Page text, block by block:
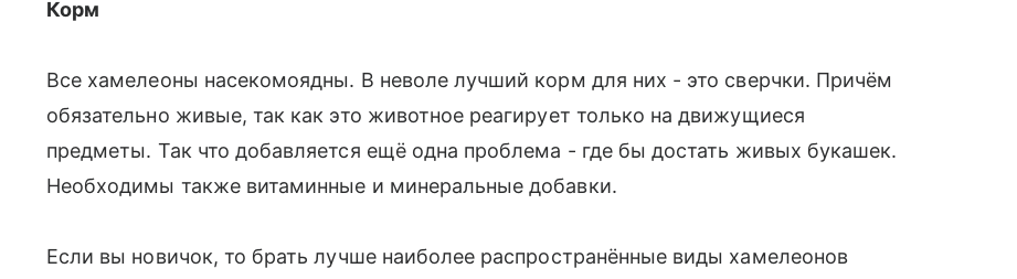
Корм
Все хамелеоны насекомоядны. В неволе лучший корм для них - это сверчки. Причём
обязательно живые, так как это животное реагирует только на движущиеся
предметы. Так что добавляется ещё одна проблема - где бы достать живых букашек.
Необходимы также витаминные и минеральные добавки.
Если вы новичок, то брать лучше наиболее распространённые виды хамелеонов